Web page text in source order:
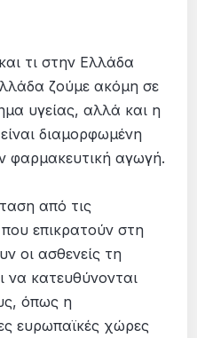
τι στην Ελλάδα
ζούμε ακόμη σε
υγείας, αλλά και η
διαμορφωμένη
αγωγή.
από τις
επικρατούν στη
οι ασθενείς τη
να κατευθύνονται
όπως η
ευρωπαϊκές χώρες